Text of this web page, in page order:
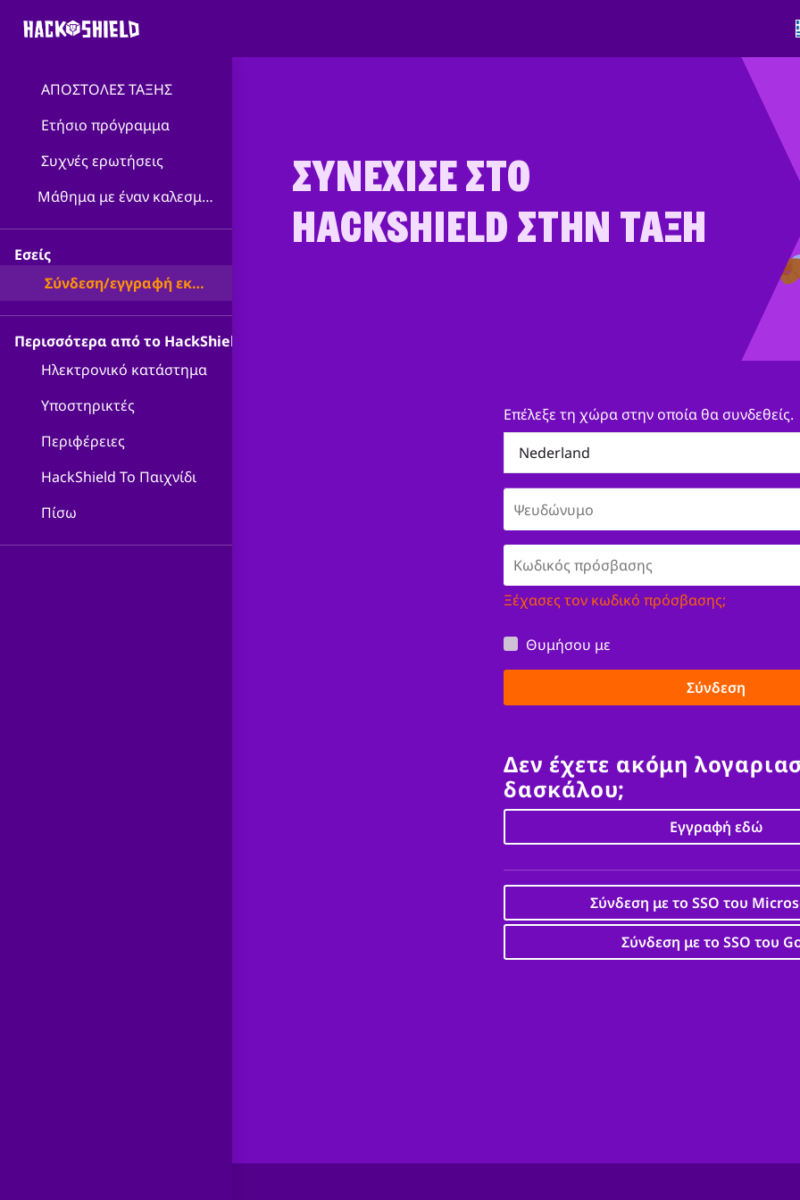
ΑΠΟΣΤΟΛΕΣ ΤΑΞΗΣ
Ετήσιο πρόγραμμα
Συχνές ερωτήσεις
Μάθημα με έναν καλεσμένο δάσκαλο/α
Εσείς
Σύνδεση/εγγραφή εκπαιδευτικού
Περισσότερα από το HackShield
Ηλεκτρονικό κατάστημα
Υποστηρικτές
Περιφέρειες
HackShield Το Παιχνίδι
Πίσω
ΣΥΝΈΧΙΣΕ ΣΤΟ
HACKSHIELD ΣΤΗΝ ΤΆΞΗ
Επέλεξε τη χώρα στην οποία θα συνδεθείς.
Ξέχασες τον κωδικό πρόσβασης;
Θυμήσου με
Σύνδεση
Δεν έχετε ακόμη
δασκάλου;
Εγγραφή εδώ
Σύνδεση με το SSO του
Σύνδεση με το SSO του